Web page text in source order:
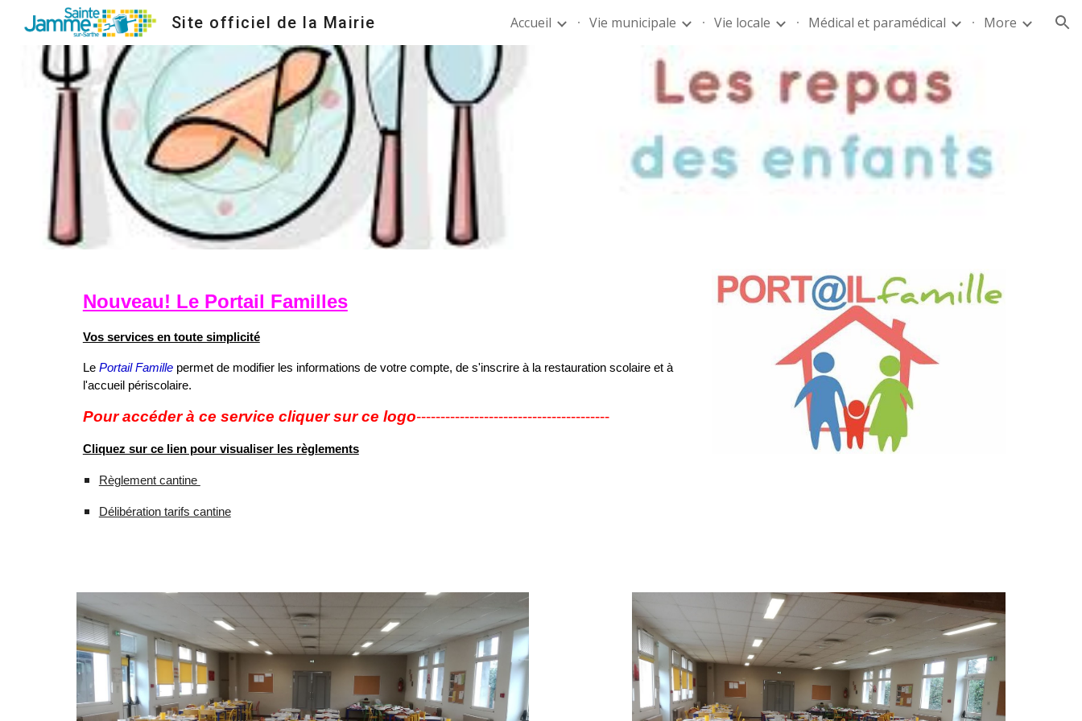
Skip to main content Skip to navigation
Site officiel de la Mairie Accueil Vie municipale Vie locale Médical et paramédical More
Nouveau! Le Portail Familles
Vos services en toute simplicité
Le Portail Famillepermet de modifier les informations de votre compte, de s'inscrire à la restauration scolaire et à
l'accueil périscolaire.
Pour accéder à ce service cliquer sur ce logo----------------------------------------
Cliquez sur ce lien pour visualiser les règlements
Règlement cantine
Délibération tarifs cantine